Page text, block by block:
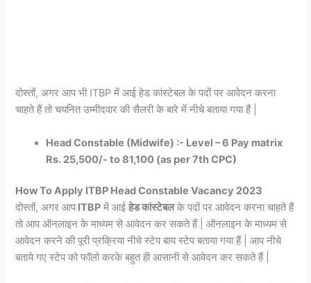
दोस्तों, अगर आप भी ITBP में आई हेड कांस्टेबल के पदों पर आवेदन करना
चाहते हैं तो चयनित उम्मीदवार की सैलरी के बारे में नीचे बताया गया हैं |
Head Constable (Midwife) :- Level – 6 Pay matrix
Rs. 25,500/- to 81,100 (as per 7th CPC)
How To Apply ITBP Head Constable Vacancy 2023
दोस्तों, अगर आपITBP में आईहेड कांस्टेबलके पदों पर आवेदन करना चाहते हैं
तो आप ऑनलाइन के माध्यम से आवेदन कर सकते हैं | ऑनलाइन के माध्यम से
आवेदन करने की पूरी प्रक्रिया नीचे स्टेप बाय स्टेप बताया गया हैं | आप नीचे
बताये गए स्टेप को फॉलो करके बहुत ही आसानी से आवेदन कर सकते हैं |